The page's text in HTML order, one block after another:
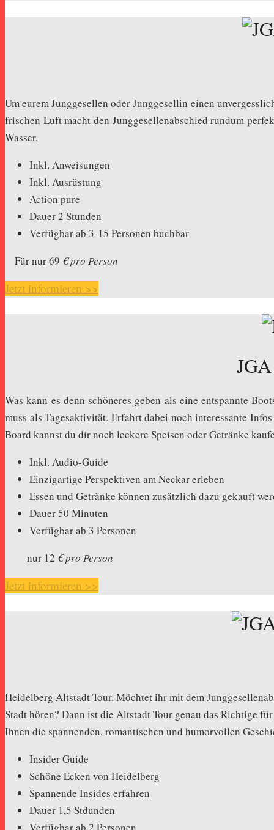
Um eurem Junggesellen oder Junggesellin einen
frischen Luft macht den Junggesellenabschied rundum
Wasser.
Inkl. Anweisungen
Inkl. Ausrüstung
Action pure
Dauer 2 Stunden
Verfügbar ab 3-15 Personen buchbar
Für nur 69 € pro Person
Jetzt informieren >>
Was kann es denn schöneres geben als eine entspannte
muss als Tagesaktivität. Erfahrt dabei noch interessante
Board kannst du dir noch leckere Speisen oder Getränke
Inkl. Audio-Guide
Einzigartige Perspektiven am Neckar erleben
Essen und Getränke können zusätzlich dazu gekauft
Dauer 50 Minuten
Verfügbar ab 3 Personen
nur 12 € pro Person
Jetzt informieren >>
Heidelberg Altstadt Tour. Möchtet ihr mit dem
Stadt hören? Dann ist die Altstadt Tour genau das Richtige
Ihnen die spannenden, romantischen und humorvollen
Insider Guide
Schöne Ecken von Heidelberg
Spannende Insides erfahren
Dauer 1,5 Stdunden
Verfügbar ab 2 Personen